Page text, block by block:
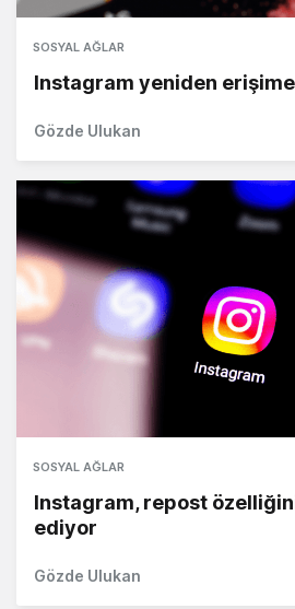
SOSYAL AĞLAR
Instagram yeniden erişime
Gözde Ulukan
SOSYAL AĞLAR
Instagram, repost
ediyor
Gözde Ulukan